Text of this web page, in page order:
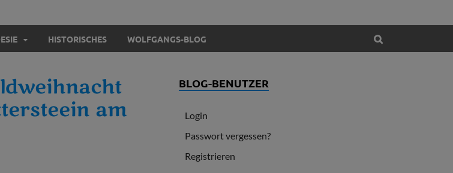
HISTORISCHES WOLFGANGS-BLOG
am
BLOG-BENUTZER
Login
Passwort vergessen?
Registrieren